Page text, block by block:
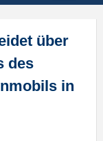
über
des
in